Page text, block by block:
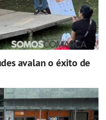
avalan o éxito de